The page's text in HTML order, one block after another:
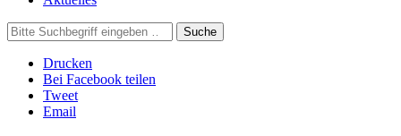
Suche
Drucken
Bei Facebook teilen
Tweet
Email